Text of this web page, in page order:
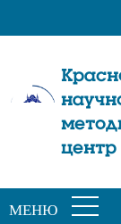
центр
МЕНЮ